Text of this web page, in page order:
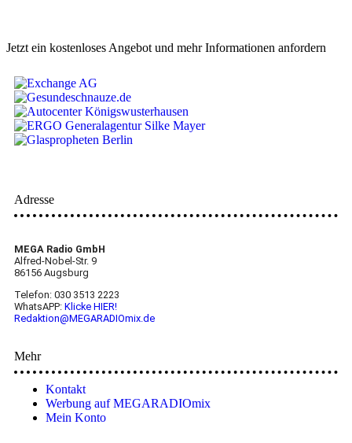
Jetzt ein kostenloses Angebot und mehr Informationen anfordern
Adresse
MEGA Radio GmbH
Alfred-Nobel-Str. 9
86156 Augsburg
Telefon: 030 3513 2223
WhatsAPP: Klicke HIER!
Redaktion@MEGARADIOmix.de
Mehr
Kontakt
Werbung auf MEGARADIOmix
Mein Konto